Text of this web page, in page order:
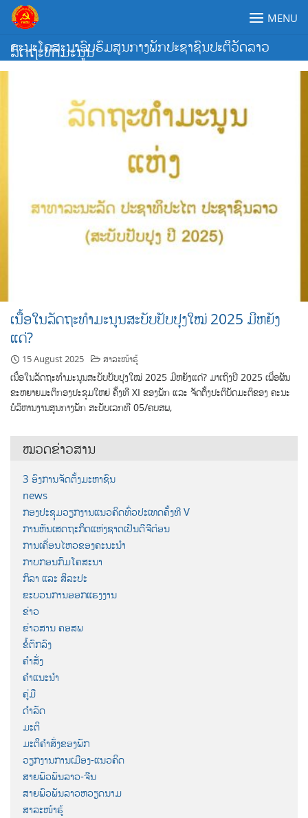
Skip
content
ຄະນະໂຄສະນາອົບຮົມສູນກາງພັກປະຊາຊົນປະຕິວັດລາວ
MENU
ລັດຖະທຳມະນູນ
ເນື້ອໃນລັດຖະທຳມະນູນສະບັບປັບປຸງໃໝ່ 2025 ມີຫຍັງ
ແດ່?
15 August 2025 ສາລະໜ້າຮູ້
ເນື້ອໃນລັດຖະທຳມະນູນສະບັບປັບປຸງໃໝ່ 2025 ມີຫຍັງແດ່? ມາເຖິງປີ 2025 ເພື່ອຜັນ
ຂະຫຍາຍມະຕິກອງປະຊຸມໃຫຍ່ ຄັ້ງທີ XI ຂອງພັກ ແລະ ຈັດຕັ້ງປະຕິບັດມະຕິຂອງ ຄະນະ
ບໍລິຫານງານສູນກາງພັກ ສະບັບເລກທີ 05/ຄບສພ,
ໝວດຂ່າວສານ
3 ອົງການຈັດຕັ້ງມະຫາຊົນ
news
ກອງປະຊຸມວຽກງານແນວຄິດທົ່ວປະເທດຄັ້ງທີ V
ການຫັນເສດຖະກິດແຫ່ງຊາດເປັນດີຈີຕ໋ອນ
ການເຄື່ອນໄຫວຂອງຄະນະນຳ
ກາບກອນກົມໂຄສະນາ
ກິລາ ແລະ ສິລະປະ
ຂະບວນການອອກແຮງງານ
ຂ່າວ
ຂ່າວສານ ຄອສພ
ຂໍ້ຕົກລົງ
ຄຳສັ່ງ
ຄຳແນະນຳ
ຄູ່ມື
ດຳລັດ
ມະຕິ
ມະຕິຄຳສັ່ງຂອງພັກ
ວຽກງານການເມືອງ-ແນວຄິດ
ສາຍພົວພັນລາວ-ຈີນ
ສາຍພົວພັນລາວຫວຽດນາມ
ສາລະໜ້າຮູ້